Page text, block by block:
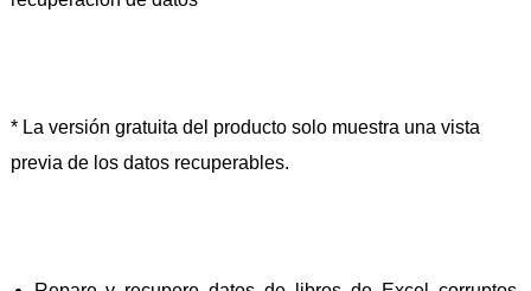
* La versión gratuita del producto solo muestra una vista
previa de los datos recuperables.